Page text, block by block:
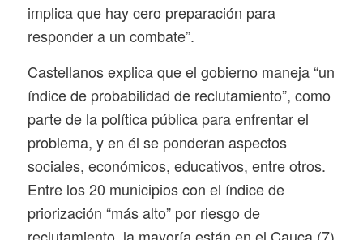
implica que hay cero preparación para
responder a un combate”.
Castellanos explica que el gobierno maneja “un
índice de probabilidad de reclutamiento”, como
parte de la política pública para enfrentar el
problema, y en él se ponderan aspectos
sociales, económicos, educativos, entre otros.
Entre los 20 municipios con el índice de
priorización “más alto” por riesgo de